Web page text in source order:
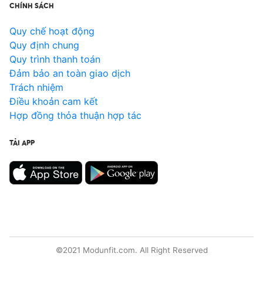
CHÍNH SÁCH
Quy chế hoạt động
Quy định chung
Quy trình thanh toán
Đảm bảo an toàn giao dịch
Trách nhiệm
Điều khoản cam kết
Hợp đồng thỏa thuận hợp tác
TẢI APP
©2021 Modunfit.com. All Right Reserved